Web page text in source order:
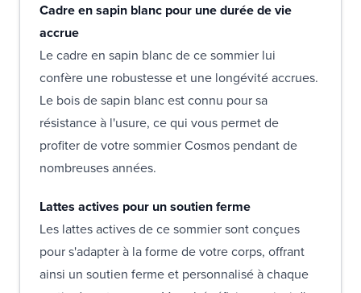
Cadre en sapin blanc pour une durée de vie
accrue
Le cadre en sapin blanc de ce sommier lui
confère une robustesse et une longévité accrues.
Le bois de sapin blanc est connu pour sa
résistance à l'usure, ce qui vous permet de
profiter de votre sommier Cosmos pendant de
nombreuses années.
Lattes actives pour un soutien ferme
Les lattes actives de ce sommier sont conçues
pour s'adapter à la forme de votre corps, offrant
ainsi un soutien ferme et personnalisé à chaque